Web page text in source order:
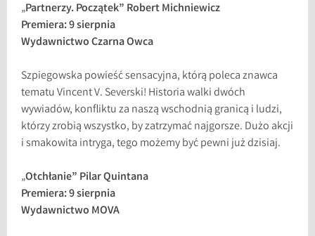
„Partnerzy. Początek” Robert Michniewicz
Premiera: 9 sierpnia
Wydawnictwo Czarna Owca
Szpiegowska powieść sensacyjna, którą poleca znawca
tematu Vincent V. Severski! Historia walki dwóch
wywiadów, konfliktu za naszą wschodnią granicą i ludzi,
którzy zrobią wszystko, by zatrzymać najgorsze. Dużo akcji
i smakowita intryga, tego możemy być pewni już dzisiaj.
„Otchłanie” Pilar Quintana
Premiera: 9 sierpnia
Wydawnictwo MOVA